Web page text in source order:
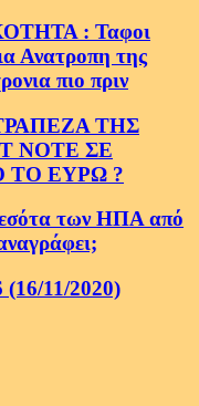
: Ταφοι
Ανατροπη της
πιο πριν
ΤΗΣ
NOTE ΣΕ
ΕΥΡΩ ?
των ΗΠΑ από
11/2020)